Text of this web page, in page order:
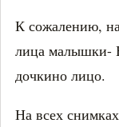
К сожалению,
лица малышки-
дочкино лицо.
На всех